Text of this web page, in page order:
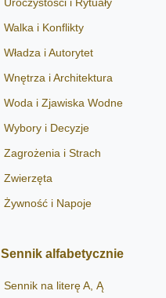
Walka i Konflikty
Władza i Autorytet
Wnętrza i Architektura
Woda i Zjawiska Wodne
Wybory i Decyzje
Zagrożenia i Strach
Zwierzęta
Żywność i Napoje
Sennik alfabetycznie
Sennik na literę A, Ą